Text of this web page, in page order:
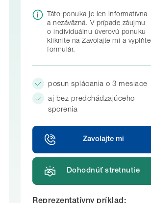
Táto ponuka je len informatívna
a nezáväzná. V prípade záujmu
o individuálnu úverovú ponuku
kliknite na Zavolajte mi a vyplňte
formulár.
posun splácania o 3 mesiace
aj bez predchádzajúceho
sporenia
Zavolajte mi
Dohodnúť stretnutie
Reprezentatívny príklad: